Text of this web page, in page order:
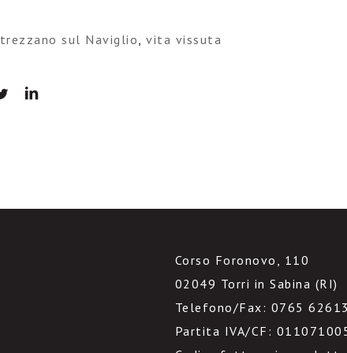
trezzano sul Naviglio,vita vissuta
Corso Foronovo, 110
02049 Torri in Sabina (RI)
Telefono/Fax: 0765 62613
Partita IVA/CF: